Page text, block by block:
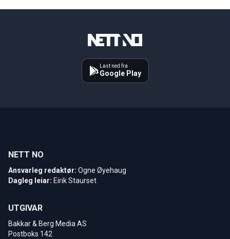
Last ned fra
Google Play
NETT NO
Ansvarleg redaktør: Ogne Øyehaug
Dagleg leiar: Eirik Staurset
UTGIVAR
Bakkar & Berg Media AS
Postboks 142